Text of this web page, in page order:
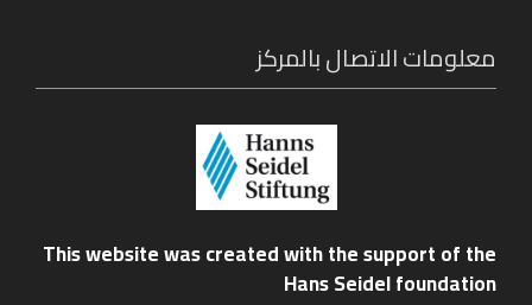
معلومات الاتصال بالمركز
This website was created with the support of the
Hans Seidel foundation